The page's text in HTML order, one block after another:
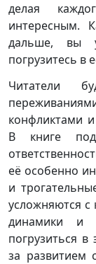
делая
интересным.
дальше, вы
погрузитесь в
Читатели
конфликтами
В книге
её особенно
и
усложняются с
динамики и
погрузиться
за развитием